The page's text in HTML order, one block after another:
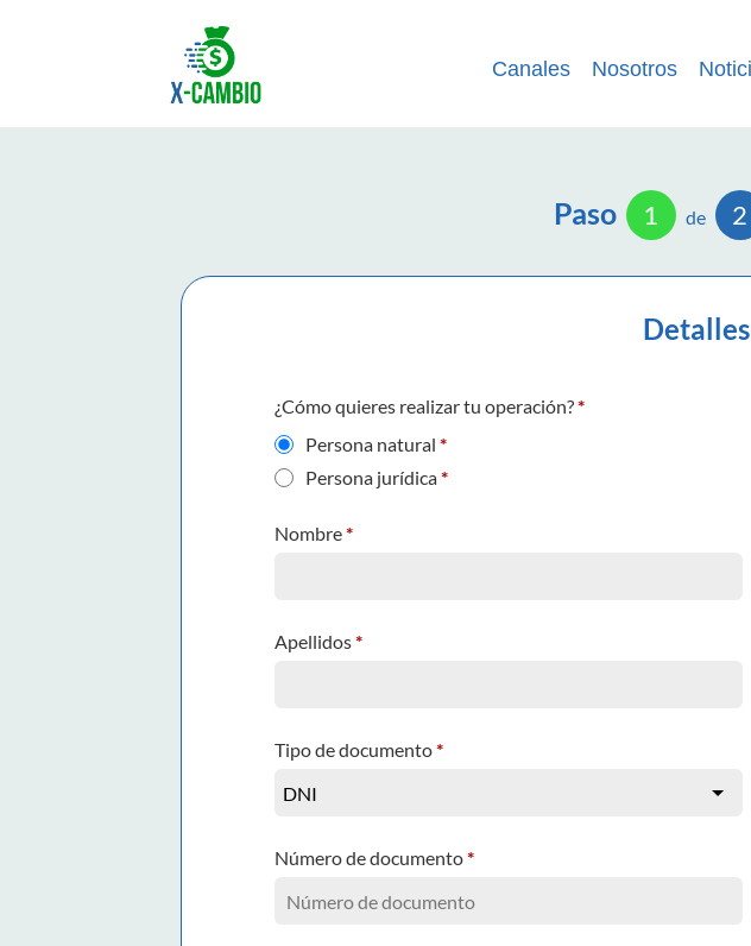
Canales Nosotros
Paso 1 de 2
¿Cómo quieres realizar tu operación?*
Persona natural *
Persona jurídica*
Nombre*
Apellidos*
Tipo de documento*
Número de documento*